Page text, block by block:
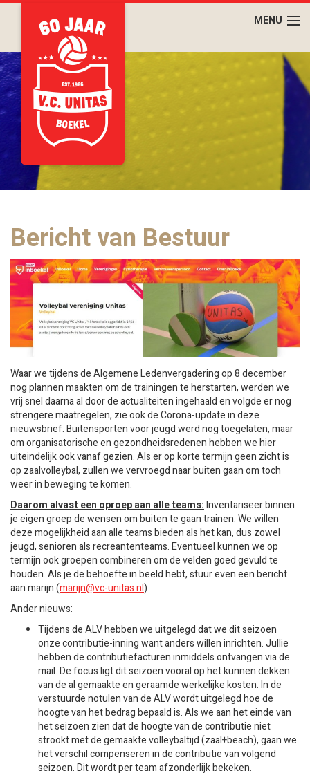
Bericht van Bestuur
Waar we tijdens de Algemene Ledenvergadering op 8 december
nog plannen maakten om de trainingen te herstarten, werden we
vrij snel daarna al door de actualiteiten ingehaald en volgde er nog
strengere maatregelen, zie ook de Corona-update in deze
nieuwsbrief. Buitensporten voor jeugd werd nog toegelaten, maar
om organisatorische en gezondheidsredenen hebben we hier
uiteindelijk ook vanaf gezien. Als er op korte termijn geen zicht is
op zaalvolleybal, zullen we vervroegd naar buiten gaan om toch
weer in beweging te komen.
Daarom alvast een oproep aan alle teams:Inventariseer binnen
je eigen groep de wensen om buiten te gaan trainen. We willen
deze mogelijkheid aan alle teams bieden als het kan, dus zowel
jeugd, senioren als recreantenteams. Eventueel kunnen we op
termijn ook groepen combineren om de velden goed gevuld te
houden. Als je de behoefte in beeld hebt, stuur even een bericht
aan marijn (marijn@vc-unitas.nl)
Ander nieuws:
Tijdens de ALV hebben we uitgelegd dat we dit seizoen
onze contributie-inning want anders willen inrichten. Jullie
hebben de contributiefacturen inmiddels ontvangen via de
mail. De focus ligt dit seizoen vooral op het kunnen dekken
van de al gemaakte en geraamde werkelijke kosten. In de
verstuurde notulen van de ALV wordt uitgelegd hoe de
hoogte van het bedrag bepaald is. Als we aan het einde van
het seizoen zien dat de hoogte van de contributie niet
strookt met de gemaakte volleybaltijd (zaal+beach), gaan we
het verschil compenseren in de contributie van volgend
seizoen. Dit wordt per team afzonderlijk bekeken.